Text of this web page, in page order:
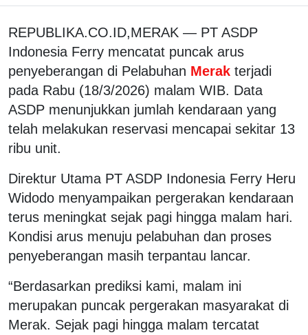
REPUBLIKA.CO.ID,MERAK — PT ASDP
Indonesia Ferry mencatat puncak arus
penyeberangan di Pelabuhan Merak terjadi
pada Rabu (18/3/2026) malam WIB. Data
ASDP menunjukkan jumlah kendaraan yang
telah melakukan reservasi mencapai sekitar 13
ribu unit.
Direktur Utama PT ASDP Indonesia Ferry Heru
Widodo menyampaikan pergerakan kendaraan
terus meningkat sejak pagi hingga malam hari.
Kondisi arus menuju pelabuhan dan proses
penyeberangan masih terpantau lancar.
“Berdasarkan prediksi kami, malam ini
merupakan puncak pergerakan masyarakat di
Merak. Sejak pagi hingga malam tercatat